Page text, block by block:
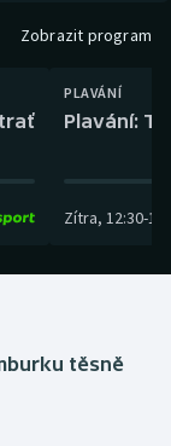
Zobrazit program
trať
PLAVÁNÍ
Plavání:
Zítra, 12:30-
těsně